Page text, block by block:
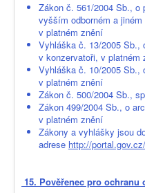
Zákon č. 561/2004 Sb.,
vyšším odborném a
v platném znění
Vyhláška č. 13/2005
v konzervatoři, v platném
Vyhláška č. 10/2005 Sb.,
v platném znění
Zákon č. 500/2004 Sb.,
Zákon 499/2004 Sb., o
v platném znění
Zákony a vyhlášky jsou
adrese http://
15. Pověřenec pro ochranu